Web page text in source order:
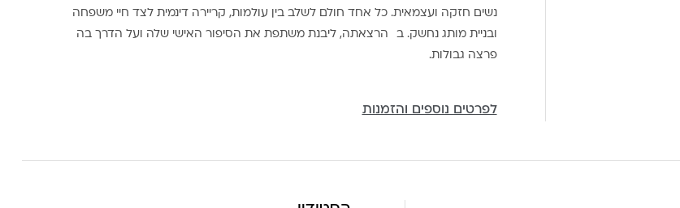
נשים חזקה ועצמאית. כל אחד חולם לשלב בין עולמות, קריירה דינמית לצד חיי משפחה
ובניית מותג נחשק. ב הרצאתה, ליבנת משתפת את הסיפור האישי שלה ועל הדרך בה
פרצה גבולות.
לפרטים נוספים והזמנות